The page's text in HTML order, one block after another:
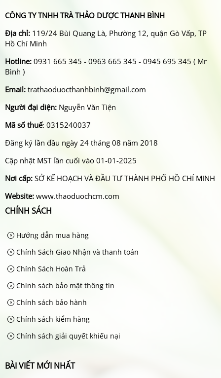
CÔNG TY TNHH TRÀ THẢO DƯỢC THANH BÌNH
Địa chỉ: 119/24 Bùi Quang Là, Phường 12, quận Gò Vấp, TP
Hồ Chí Minh
Hotline: 0931 665 345 - 0963 665 345 - 0945 695 345 ( Mr
Bình )
Email: trathaoduocthanhbinh@gmail.com
Người đại diện: Nguyễn Văn Tiện
Mã số thuế: 0315240037
Đăng ký lần đầu ngày 24 tháng 08 năm 2018
Cập nhật MST lần cuối vào 01-01-2025
Nơi cấp: SỞ KẾ HOẠCH VÀ ĐẦU TƯ THÀNH PHỐ HỒ CHÍ MINH
Website: www.thaoduochcm.com
CHÍNH SÁCH
Hướng dẫn mua hàng
Chính Sách Giao Nhận và thanh toán
Chính Sách Hoàn Trả
Chính sách bảo mật thông tin
Chính sách bảo hành
Chính sách kiểm hàng
Chính sách giải quyết khiếu nại
BÀI VIẾT MỚI NHẤT